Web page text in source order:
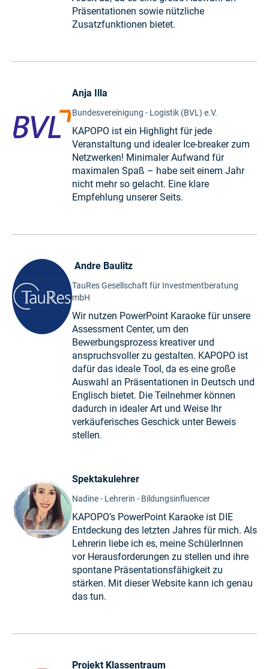
Präsentationen sowie nützliche
Zusatzfunktionen bietet.
Anja Illa
Bundesvereinigung - Logistik (BVL) e.V.
KAPOPO ist ein Highlight für jede
Veranstaltung und idealer Ice-breaker zum
Netzwerken! Minimaler Aufwand für
maximalen Spaß – habe seit einem Jahr
nicht mehr so gelacht. Eine klare
Empfehlung unserer Seits.
Andre Baulitz
TauRes Gesellschaft für Investmentberatung
mbH
Wir nutzen PowerPoint Karaoke für unsere
Assessment Center, um den
Bewerbungsprozess kreativer und
anspruchsvoller zu gestalten. KAPOPO ist
dafür das ideale Tool, da es eine große
Auswahl an Präsentationen in Deutsch und
Englisch bietet. Die Teilnehmer können
dadurch in idealer Art und Weise Ihr
verkäuferisches Geschick unter Beweis
stellen.
Spektakulehrer
Nadine - Lehrerin - Bildungsinfluencer
KAPOPO’s PowerPoint Karaoke ist DIE
Entdeckung des letzten Jahres für mich. Als
Lehrerin liebe ich es, meine SchülerInnen
vor Herausforderungen zu stellen und ihre
spontane Präsentationsfähigkeit zu
stärken. Mit dieser Website kann ich genau
das tun.
Projekt Klassentraum